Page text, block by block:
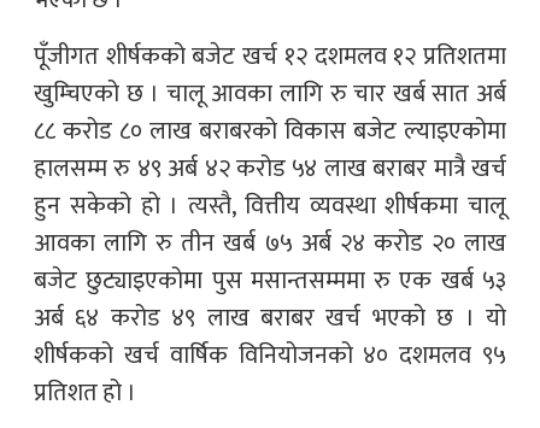
पूँजीगत शीर्षकको बजेट खर्च १२ दशमलव १२ प्रतिशतमा
खुम्चिएको छ । चालू आवका लागि रु चार खर्ब सात अर्ब
८८ करोड ८० लाख बराबरको विकास बजेट ल्याइएकोमा
हालसम्म रु ४९ अर्ब ४२ करोड ५४ लाख बराबर मात्रै खर्च
हुन सकेको हो । त्यस्तै, वित्तीय व्यवस्था शीर्षकमा चालू
आवका लागि रु तीन खर्ब ७५ अर्ब २४ करोड २० लाख
बजेट छुट्याइएकोमा पुस मसान्तसम्ममा रु एक खर्ब ५३
अर्ब ६४ करोड ४९ लाख बराबर खर्च भएको छ । यो
शीर्षकको खर्च वार्षिक विनियोजनको ४० दशमलव ९५
प्रतिशत हो ।